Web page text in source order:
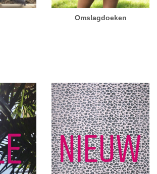
Omslagdoeken